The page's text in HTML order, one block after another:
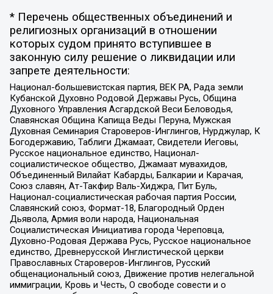
* Перечень общественных объединений и
религиозных организаций в отношении
которых судом принято вступившее в
законную силу решение о ликвидации или
запрете деятельности:
Национал-большевистская партия, ВЕК РА, Рада земли
Кубанской Духовно Родовой Державы Русь, Община
Духовного Управления Асгардской Веси Беловодья,
Славянская Община Капища Веды Перуна, Мужская
Духовная Семинария Староверов-Инглингов, Нурджулар, К
Богодержавию, Таблиги Джамаат, Свидетели Иеговы,
Русское национальное единство, Национал-
социалистическое общество, Джамаат мувахидов,
Объединенный Вилайат Кабарды, Балкарии и Карачая,
Союз славян, Ат-Такфир Валь-Хиджра, Пит Буль,
Национал-социалистическая рабочая партия России,
Славянский союз, Формат-18, Благородный Орден
Дьявола, Армия воли народа, Национальная
Социалистическая Инициатива города Череповца,
Духовно-Родовая Держава Русь, Русское национальное
единство, Древнерусской Инглистической церкви
Православных Староверов-Инглингов, Русский
общенациональный союз, Движение против нелегальной
иммиграции, Кровь и Честь, О свободе совести и о